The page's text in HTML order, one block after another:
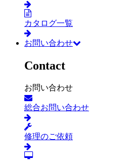
カタログ一覧
お問い合わせ
Contact
お問い合わせ
総合お問い合わせ
修理のご依頼